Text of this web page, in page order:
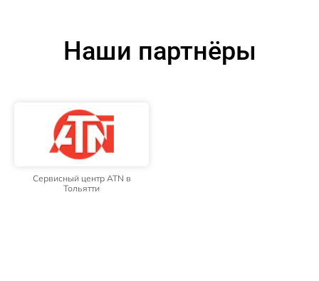
Наши партнёры
Сервисный центр ATN в
Тольятти